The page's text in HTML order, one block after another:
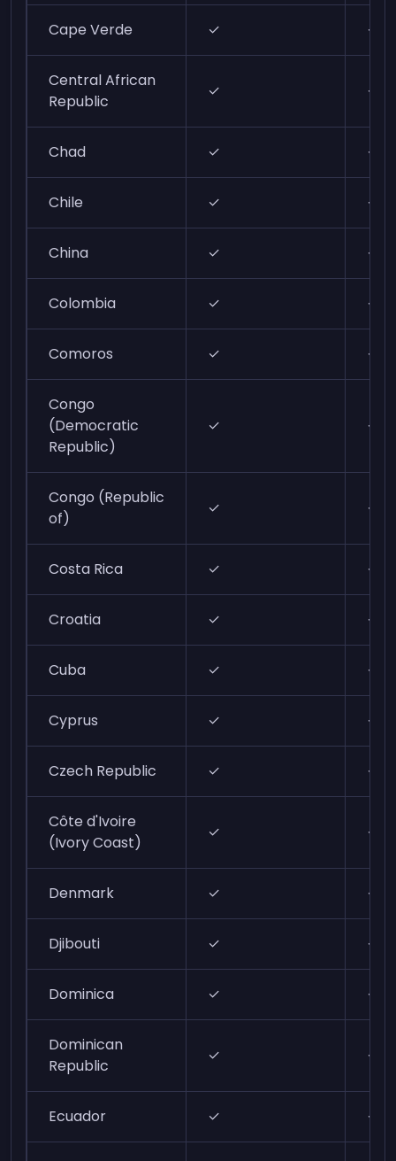
Cape Verde ✓ ✓
Central African
Republic
✓ ✓
Chad ✓ ✓
Chile ✓ ✓
China ✓ ✓
Colombia ✓ ✓
Comoros ✓ ✓
Congo
(Democratic
Republic)
✓ ✓
Congo (Republic
of)
✓ ✓
Costa Rica ✓ ✓
Croatia ✓ ✓
Cuba ✓ ✓
Cyprus ✓ ✓
Czech Republic ✓ ✓
Côte d'Ivoire
(Ivory Coast)
✓ ✓
Denmark ✓ ✓
Djibouti ✓ ✓
Dominica ✓ ✓
Dominican
Republic
✓ ✓
Ecuador ✓ ✓